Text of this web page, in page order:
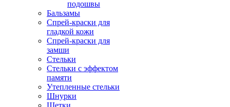
подошвы
Бальзамы
Спрей-краски для
гладкой кожи
Спрей-краски для
замши
Стельки
Стельки с эффектом
памяти
Утепленные стельки
Шнурки
Щетки